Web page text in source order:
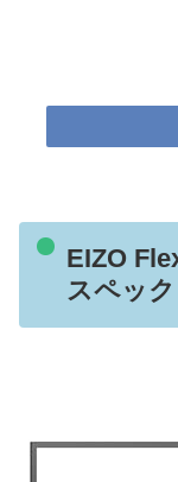
EIZO
スペッ